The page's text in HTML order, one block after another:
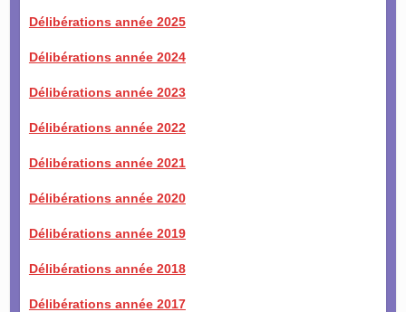
Délibérations année 2025
Délibérations année 2024
Délibérations année 2023
Délibérations année 2022
Délibérations année 2021
Délibérations année 2020
Délibérations année 2019
Délibérations année 2018
Délibérations année 2017